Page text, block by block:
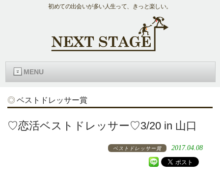
初めての出会いが多い人生って、きっと楽しい。
MENU
ベストドレッサー賞
♡恋活ベストドレッサー♡3/20 in 山口
ベストドレッサー賞 2017.04.08